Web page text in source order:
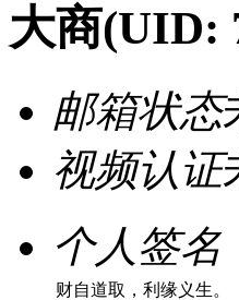
大商(UID:
邮箱状态
视频认证
个人签名
财自道取，利缘义生。